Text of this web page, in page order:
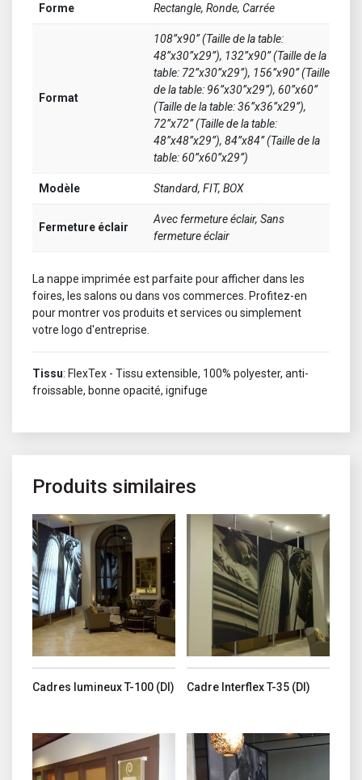
Forme Rectangle, Ronde, Carrée
Format
108”x90” (Taille de la table:
48”x30”x29”), 132”x90” (Taille de la
table: 72”x30”x29”), 156”x90” (Taille
de la table: 96”x30”x29”), 60”x60”
(Taille de la table: 36”x36”x29”),
72”x72” (Taille de la table:
48”x48”x29”), 84”x84” (Taille de la
table: 60”x60”x29”)
Modèle Standard, FIT, BOX
Fermeture éclair
Avec fermeture éclair, Sans
fermeture éclair
La nappe imprimée est parfaite pour afficher dans les
foires, les salons ou dans vos commerces. Profitez-en
pour montrer vos produits et services ou simplement
votre logo d'entreprise.
Tissu: FlexTex - Tissu extensible, 100% polyester, anti-
froissable, bonne opacité, ignifuge
Produits similaires
Cadres lumineux T-100 (DI)
Ce produit a plusieurs variations. Les options peuvent être
Cadre Interflex T-35 (DI)
Ce produit a plusieurs variations.
Ce produit a plusieurs variations. Les options peuvent être
Ce produit a plusieurs variations.